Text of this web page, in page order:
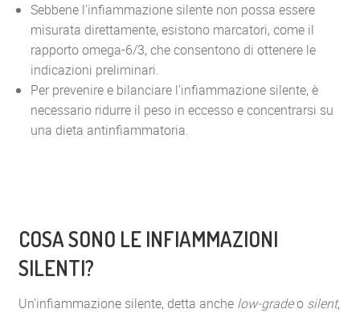
Sebbene l’infiammazione silente non possa essere
misurata direttamente, esistono marcatori, come il
rapporto omega-6/3, che consentono di ottenere le
indicazioni preliminari.
Per prevenire e bilanciare l’infiammazione silente, è
necessario ridurre il peso in eccesso e concentrarsi su
una dieta antinfiammatoria.
COSA SONO LE INFIAMMAZIONI
SILENTI?
Un’infiammazione silente, detta anche low-gradeo silent,